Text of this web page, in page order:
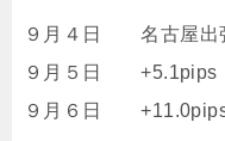
９月４日 名古屋出
９月５日 +5.1pips
９月６日